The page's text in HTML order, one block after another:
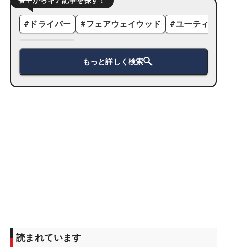
# ドライバー #フェアウェイウッド #ユーティリ
もっと詳しく検索
読まれています